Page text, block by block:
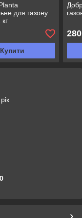
для газону
Купити
280